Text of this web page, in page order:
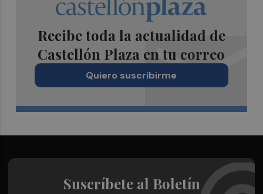
Recibe toda la actualidad de
Castellón Plaza en tu correo
Quiero suscribirme
Suscríbete al Boletín